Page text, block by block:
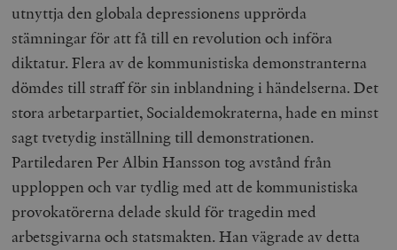
utnyttja den globala depressionens upprörda
stämningar för att få till en revolution och införa
diktatur. Flera av de kommunistiska demonstranterna
dömdes till straff för sin inblandning i händelserna. Det
stora arbetarpartiet, Socialdemokraterna, hade en minst
sagt tvetydig inställning till demonstrationen.
Partiledaren Per Albin Hansson tog avstånd från
upploppen och var tydlig med att de kommunistiska
provokatörerna delade skuld för tragedin med
arbetsgivarna och statsmakten. Han vägrade av detta